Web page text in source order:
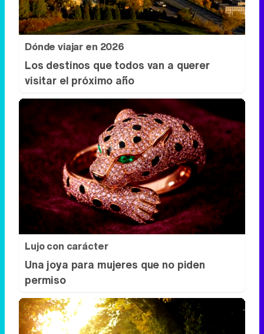
Tiene explicación
Dónde viajar en 2026
Los destinos que todos van a querer
visitar el próximo año